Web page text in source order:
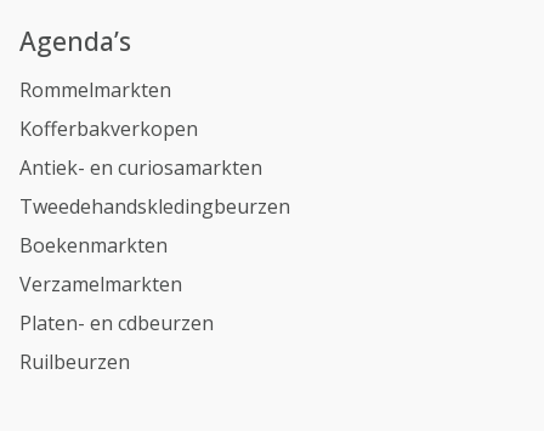
Agenda’s
Rommelmarkten
Kofferbakverkopen
Antiek- en curiosamarkten
Tweedehandskledingbeurzen
Boekenmarkten
Verzamelmarkten
Platen- en cdbeurzen
Ruilbeurzen